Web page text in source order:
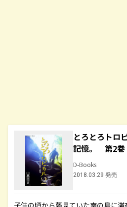
とろとろトロ
記憶。 第2巻
D-Books
2018.03.29 発売
子供の頃から夢見ていた南の島に